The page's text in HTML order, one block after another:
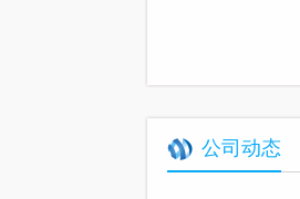
公司动态